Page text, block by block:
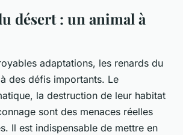
désert : un animal à
adaptations, les renards du
des défis importants. Le
la destruction de leur habitat
sont des menaces réelles
Il est indispensable de mettre en